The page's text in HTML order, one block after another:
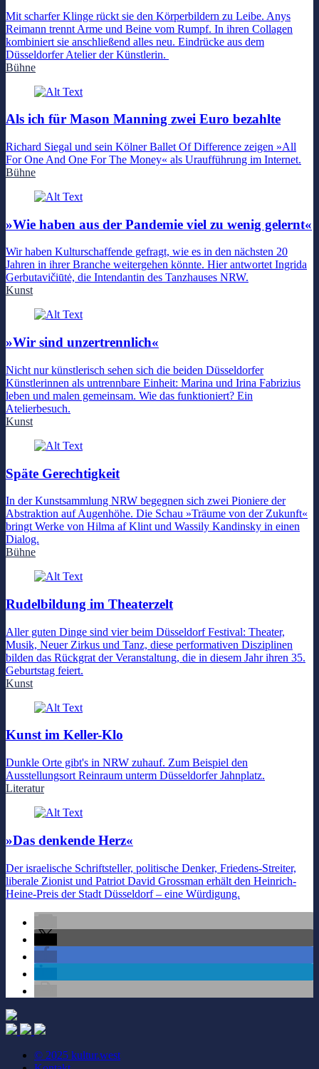
Mit scharfer Klinge rückt sie den Körperbildern zu Leibe. Anys
Reimann trennt Arme und Beine vom Rumpf. In ihren Collagen
kombiniert sie anschließend alles neu. Eindrücke aus dem
Düsseldorfer Atelier der Künstlerin.
Bühne
Als ich für Mason Manning zwei Euro bezahlte
Richard Siegal und sein Kölner Ballet Of Difference zeigen »All
For One And One For The Money« als Uraufführung im Internet.
Bühne
»Wie haben aus der Pandemie viel zu wenig gelernt«
Wir haben Kulturschaffende gefragt, wie es in den nächsten 20
Jahren in ihrer Branche weitergehen könnte. Hier antwortet Ingrida
Gerbutavičiūtė, die Intendantin des Tanzhauses NRW.
Kunst
»Wir sind unzertrennlich«
Nicht nur künstlerisch sehen sich die beiden Düsseldorfer
Künstlerinnen als untrennbare Einheit: Marina und Irina Fabrizius
leben und malen gemeinsam. Wie das funktioniert? Ein
Atelierbesuch.
Kunst
Späte Gerechtigkeit
In der Kunstsammlung NRW begegnen sich zwei Pioniere der
Abstraktion auf Augenhöhe. Die Schau »Träume von der Zukunft«
bringt Werke von Hilma af Klint und Wassily Kandinsky in einen
Dialog.
Bühne
Rudelbildung im Theaterzelt
Aller guten Dinge sind vier beim Düsseldorf Festival: Theater,
Musik, Neuer Zirkus und Tanz, diese performativen Disziplinen
bilden das Rückgrat der Veranstaltung, die in diesem Jahr ihren 35.
Geburtstag feiert.
Kunst
Kunst im Keller-Klo
Dunkle Orte gibt's in NRW zuhauf. Zum Beispiel den
Ausstellungsort Reinraum unterm Düsseldorfer Jahnplatz.
Literatur
»Das denkende Herz«
Der israelische Schriftsteller, politische Denker, Friedens-Streiter,
liberale Zionist und Patriot David Grossman erhält den Heinrich-
Heine-Preis der Stadt Düsseldorf – eine Würdigung.
© 2025 kultur.west